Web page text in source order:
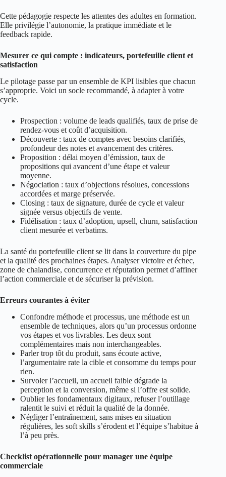
Cette pédagogie respecte les attentes des adultes en formation.
Elle privilégie l’autonomie, la pratique immédiate et le
feedback rapide.
Mesurer ce qui compte : indicateurs, portefeuille client et
satisfaction
Le pilotage passe par un ensemble de KPI lisibles que chacun
s’approprie. Voici un socle recommandé, à adapter à votre
cycle.
Prospection : volume de leads qualifiés, taux de prise de
rendez-vous et coût d’acquisition.
Découverte : taux de comptes avec besoins clarifiés,
profondeur des notes et avancement des critères.
Proposition : délai moyen d’émission, taux de
propositions qui avancent d’une étape et valeur
moyenne.
Négociation : taux d’objections résolues, concessions
accordées et marge préservée.
Closing : taux de signature, durée de cycle et valeur
signée versus objectifs de vente.
Fidélisation : taux d’adoption, upsell, churn, satisfaction
client mesurée et verbatims.
La santé du portefeuille client se lit dans la couverture du pipe
et la qualité des prochaines étapes. Analyser victoire et échec,
zone de chalandise, concurrence et réputation permet d’affiner
l’action commerciale et de sécuriser la prévision.
Erreurs courantes à éviter
Confondre méthode et processus, une méthode est un
ensemble de techniques, alors qu’un processus ordonne
vos étapes et vos livrables. Les deux sont
complémentaires mais non interchangeables.
Parler trop tôt du produit, sans écoute active,
l’argumentaire rate la cible et consomme du temps pour
rien.
Survoler l’accueil, un accueil faible dégrade la
perception et la conversion, même si l’offre est solide.
Oublier les fondamentaux digitaux, refuser l’outillage
ralentit le suivi et réduit la qualité de la donnée.
Négliger l’entraînement, sans mises en situation
régulières, les soft skills s’érodent et l’équipe s’habitue à
l’à peu près.
Checklist opérationnelle pour manager une équipe
commerciale